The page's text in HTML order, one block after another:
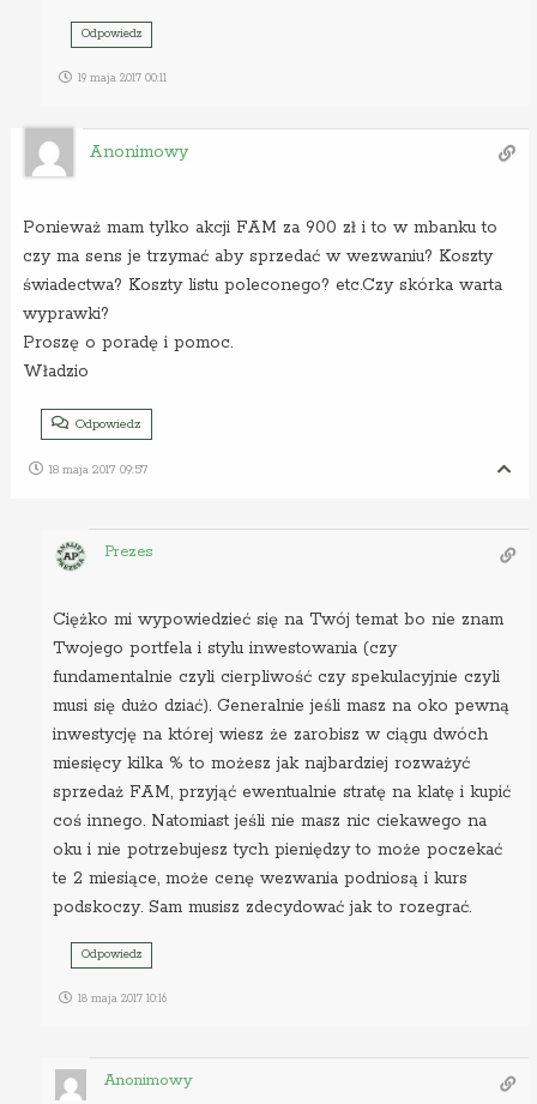
Odpowiedz
19 maja 2017 00:11
Anonimowy
Ponieważ mam tylko akcji FAM za 900 zł i to w mbanku to
czy ma sens je trzymać aby sprzedać w wezwaniu? Koszty
świadectwa? Koszty listu poleconego? etc.Czy skórka warta
wyprawki?
Proszę o poradę i pomoc.
Władzio
Odpowiedz
18 maja 2017 09:57
Prezes
Ciężko mi wypowiedzieć się na Twój temat bo nie znam
Twojego portfela i stylu inwestowania (czy
fundamentalnie czyli cierpliwość czy spekulacyjnie czyli
musi się dużo dziać). Generalnie jeśli masz na oko pewną
inwestycję na której wiesz że zarobisz w ciągu dwóch
miesięcy kilka % to możesz jak najbardziej rozważyć
sprzedaż FAM, przyjąć ewentualnie stratę na klatę i kupić
coś innego. Natomiast jeśli nie masz nic ciekawego na
oku i nie potrzebujesz tych pieniędzy to może poczekać
te 2 miesiące, może cenę wezwania podniosą i kurs
podskoczy. Sam musisz zdecydować jak to rozegrać.
Odpowiedz
18 maja 2017 10:16
Anonimowy